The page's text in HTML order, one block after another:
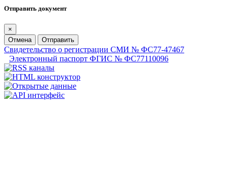
Отправить документ
×
Отмена
Отправить
Свидетельство о регистрации СМИ № ФС77-47467
Электронный паспорт ФГИС № ФС77110096